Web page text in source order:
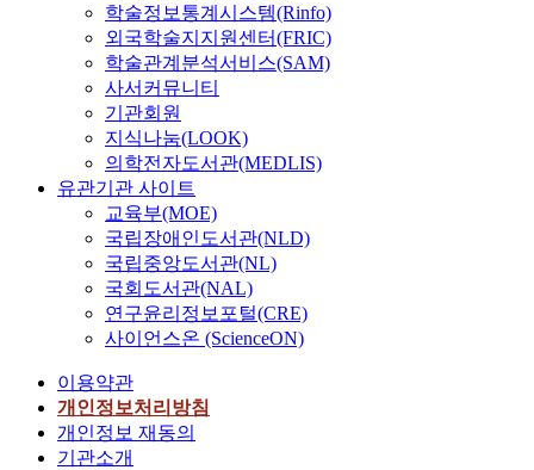
학술정보통계시스템(Rinfo)
외국학술지지원센터(FRIC)
학술관계분석서비스(SAM)
사서커뮤니티
기관회원
지식나눔(LOOK)
의학전자도서관(MEDLIS)
유관기관 사이트
교육부(MOE)
국립장애인도서관(NLD)
국립중앙도서관(NL)
국회도서관(NAL)
연구윤리정보포털(CRE)
사이언스온 (ScienceON)
이용약관
개인정보처리방침
개인정보 재동의
기관소개